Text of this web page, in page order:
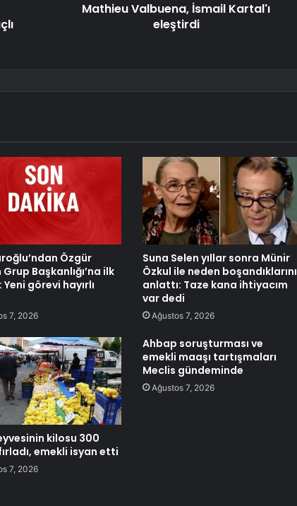
Mathieu Valbuena, İsmail Kartal'ı
eleştirdi
Özgür
Grup Başkanlığı’na ilk
görevi hayırlı
7, 2026
Suna Selen yıllar sonra Münir
Özkul ile neden boşandıklarını
anlattı: Taze kana ihtiyacım
var dedi
Ağustos 7, 2026
kilosu 300
emekli isyan etti
7, 2026
Ahbap soruşturması ve
emekli maaşı tartışmaları
Meclis gündeminde
Ağustos 7, 2026